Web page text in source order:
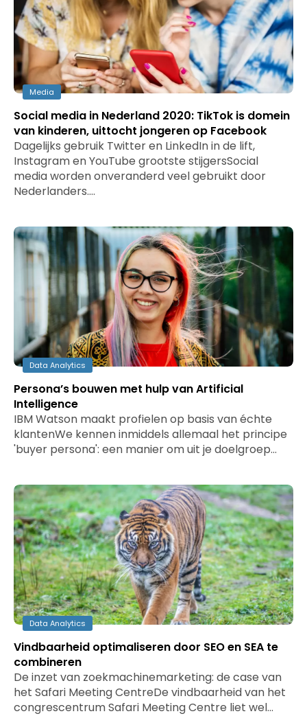
Media
Social media in Nederland 2020: TikTok is domein
van kinderen, uittocht jongeren op Facebook
Dagelijks gebruik Twitter en LinkedIn in de lift,
Instagram en YouTube grootste stijgersSocial
media worden onveranderd veel gebruikt door
Nederlanders.…
Data Analytics
Persona’s bouwen met hulp van Artificial
Intelligence
IBM Watson maakt profielen op basis van échte
klantenWe kennen inmiddels allemaal het principe
'buyer persona': een manier om uit je doelgroep…
Data Analytics
Vindbaarheid optimaliseren door SEO en SEA te
combineren
De inzet van zoekmachinemarketing: de case van
het Safari Meeting CentreDe vindbaarheid van het
congrescentrum Safari Meeting Centre liet wel…